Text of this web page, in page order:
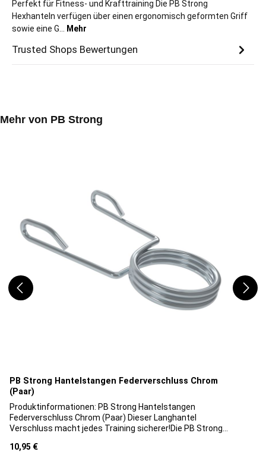
Perfekt für Fitness- und Krafttraining Die PB Strong
Hexhanteln verfügen über einen ergonomisch geformten Griff
sowie eine G…
Mehr
Trusted Shops Bewertungen
Produktgalerie überspringen
Mehr von PB Strong
PB Strong Hantelstangen Federverschluss Chrom
(Paar)
Produktinformationen: PB Strong Hantelstangen
Federverschluss Chrom (Paar) Dieser Langhantel
Verschluss macht jedes Training sicherer!Die PB Strong
verhindern so Unfälle beim Langhanteltraining. Die
Regulärer Preis:
10,95 €